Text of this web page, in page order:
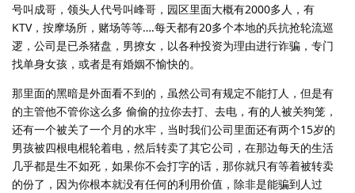
号叫成哥，领头人代号叫峰哥，园区里面大概有2000多人，有
KTV，按摩场所，赌场等等….每天都有20多个本地的兵抗抢轮流巡
逻，公司是已杀猪盘，男撩女，以各种投资为理由进行诈骗，专门
找单身女孩，或者是有婚姻不愉快的。
那里面的黑暗是外面看不到的，虽然公司有规定不能打人，但是有
的主管他不管你这么多 偷偷的拉你去打、去电，有的人被关狗笼，
还有一个被关了一个月的水牢，当时我们公司里面还有两个15岁的
男孩被四根电棍轮着电，然后转卖了其它公司，在那边每天的生活
几乎都是生不如死，如果你不会打字的话，那你就只有等着被转卖
的份了，因为你根本就没有任何的利用价值，除非是能骗到人过